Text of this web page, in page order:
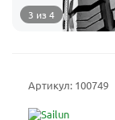
3 из 4
Артикул: 100749